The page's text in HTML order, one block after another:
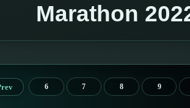
Marathon
6 7 8 9